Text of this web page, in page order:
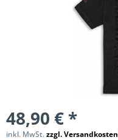
48,90 € *
inkl. MwSt.zzgl. Versandkosten